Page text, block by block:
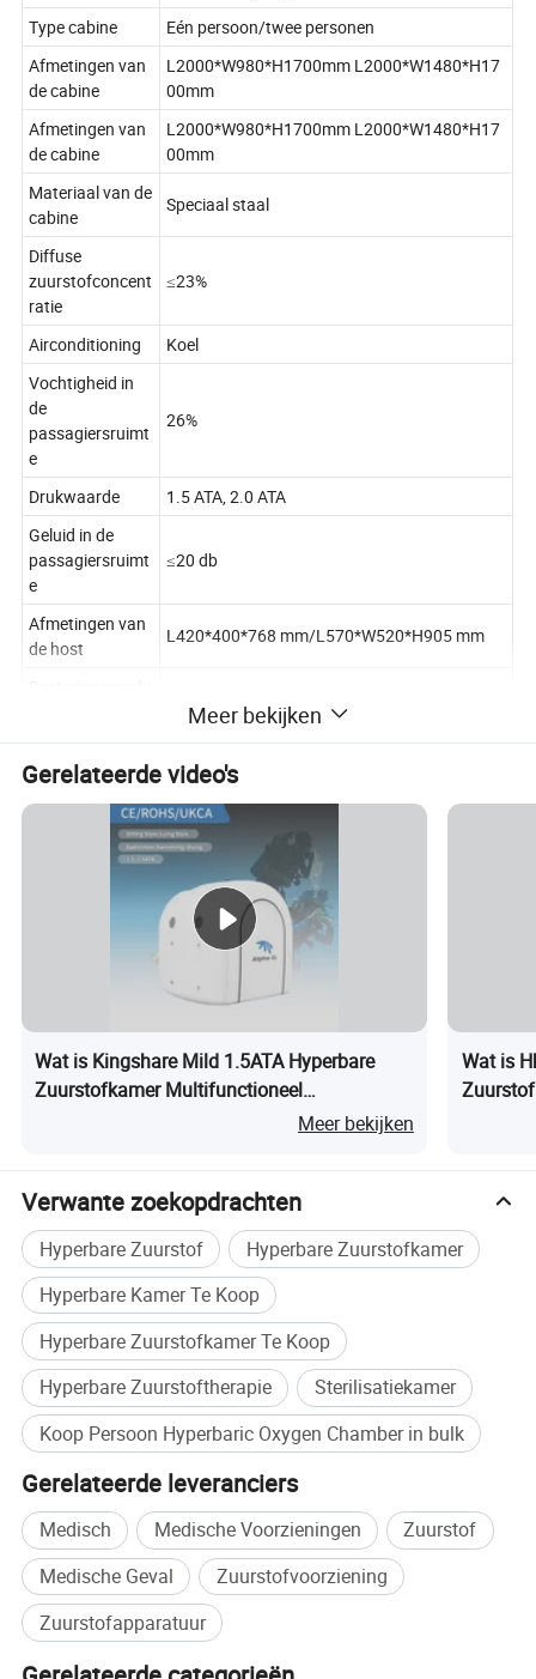
Type cabine
Eén persoon/twee personen
Afmetingen van
de cabine
L2000*W980*H1700mm L2000*W1480*H17
00mm
Afmetingen van
de cabine
L2000*W980*H1700mm L2000*W1480*H17
00mm
Materiaal van de
cabine
Speciaal staal
Diffuse
zuurstofconcent
ratie
≤23%
Airconditioning
Koel
Vochtigheid in
de
passagiersruimt
e
26%
Drukwaarde
1.5 ATA, 2.0 ATA
Geluid in de
passagiersruimt
e
≤20 db
Afmetingen van
de host
L420*400*768 mm/L570*W520*H905 mm
Hostvermogen
650 w.
Zuurstofdruk
100 kpa - 120 kpa
Geluid tijdens
≤60 dB(A)
≥90%
Productbeschrijving
Shell-vormige hyperbare zuurstofkamer
Lijst met onze productnamen:
Medische zuurstofkamer met meerdere personen onder druk,
zuurstofkamer voor kinderen
Meer bekijken
Gerelateerde video's
Wat is Kingshare Mild 1.5ATA Hyperbare
Zuurstofkamer Multifunctioneel
Gezinsgebruik voor VolwassenenMeer bekijken
Wat is
Verwante zoekopdrachten
Hyperbare Zuurstof
Hyperbare Zuurstofkamer
Hyperbare Kamer Te Koop
Hyperbare Zuurstofkamer Te Koop
Hyperbare Zuurstoftherapie
Sterilisatiekamer
Koop Persoon Hyperbaric Oxygen Chamber in bulk
Gerelateerde leveranciers
Medisch Medische Voorzieningen
Zuurstof
Medische Geval
Zuurstofvoorziening
Zuurstofapparatuur